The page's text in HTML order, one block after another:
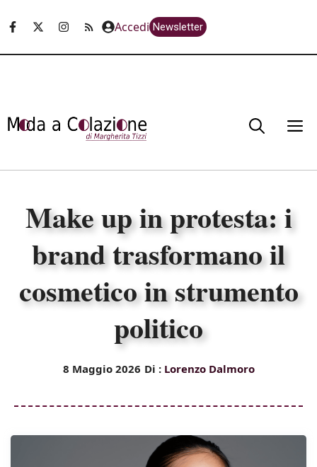
Accedi Newsletter
Make up in protesta: i
brand trasformano il
cosmetico in strumento
politico
8 Maggio 2026 Di : Lorenzo Dalmoro